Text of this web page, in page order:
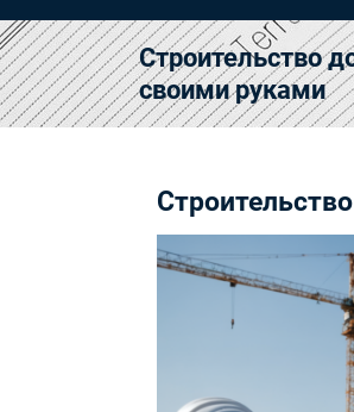
к
содержимому
Строительство
своими руками